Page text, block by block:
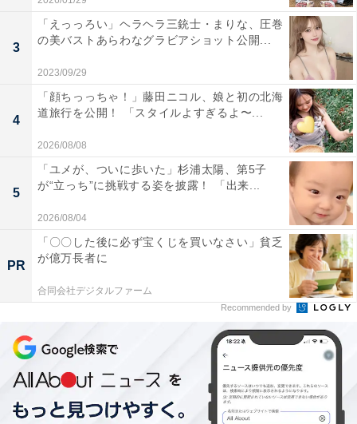
3
「えっっろい」ヘラヘラ三銃士・まりな、圧巻
の美バストあらわなグラビアショット公開...
2023/09/29
4
「顔ちっっちゃ！」藤田ニコル、娘と初の北海
道旅行を公開！ 「スタイルよすぎるよ〜...
2026/08/08
5
「ユメが、ついに歩いた」杉浦太陽、第5子
が“立っち”に挑戦する姿を披露！ 「出来...
2026/08/04
PR
「〇〇した後に必ず宝くじを買いなさい」貧乏
が億万長者に
合同会社デジタルファーム
Recommended by